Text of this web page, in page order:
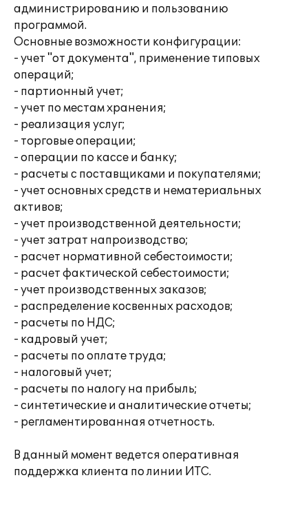
администрированию и пользованию
программой.
Основные возможности конфигурации:
- учет "от документа", применение типовых
операций;
- партионный учет;
- учет по местам хранения;
- реализация услуг;
- торговые операции;
- операции по кассе и банку;
- расчеты с поставщиками и покупателями;
- учет основных средств и нематериальных
активов;
- учет производственной деятельности;
- учет затрат напроизводство;
- расчет нормативной себестоимости;
- расчет фактической себестоимости;
- учет производственных заказов;
- распределение косвенных расходов;
- расчеты по НДС;
- кадровый учет;
- расчеты по оплате труда;
- налоговый учет;
- расчеты по налогу на прибыль;
- синтетические и аналитические отчеты;
- регламентированная отчетность.
В данный момент ведется оперативная
поддержка клиента по линии ИТС.